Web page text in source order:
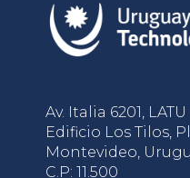
Av. Italia 6201, LATU
Edificio Los Tilos,
Montevideo,
C.P: 11.500